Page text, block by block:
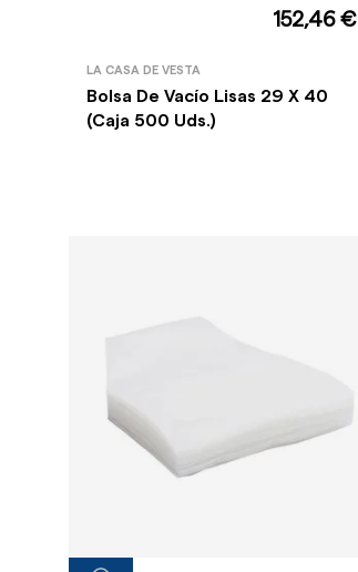
152,46 €
LA CASA DE VESTA
Bolsa De Vacío Lisas 29 X 40
(Caja 500 Uds.)